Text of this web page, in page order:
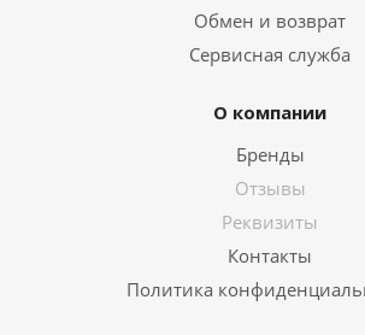
Обмен и возврат
Сервисная служба
О компании
Бренды
Отзывы
Реквизиты
Контакты
Политика